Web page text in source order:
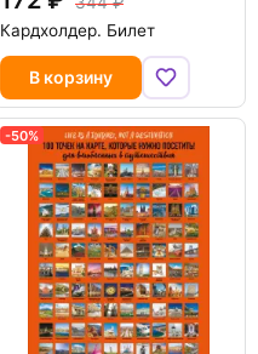
Кардхолдер. Билет
В корзину
-50%